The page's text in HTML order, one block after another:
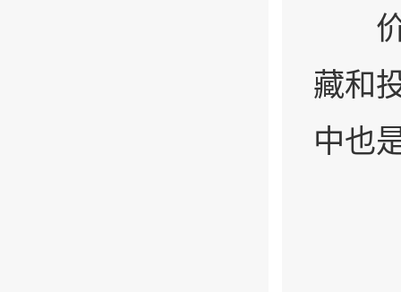
价
藏和
中也